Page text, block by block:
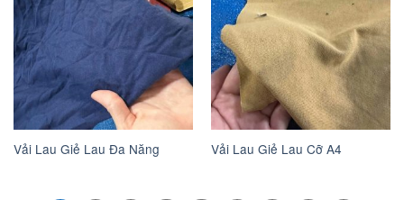
Vải Lau Giẻ Lau Đa Năng Vải Lau Giẻ Lau Cỡ A4